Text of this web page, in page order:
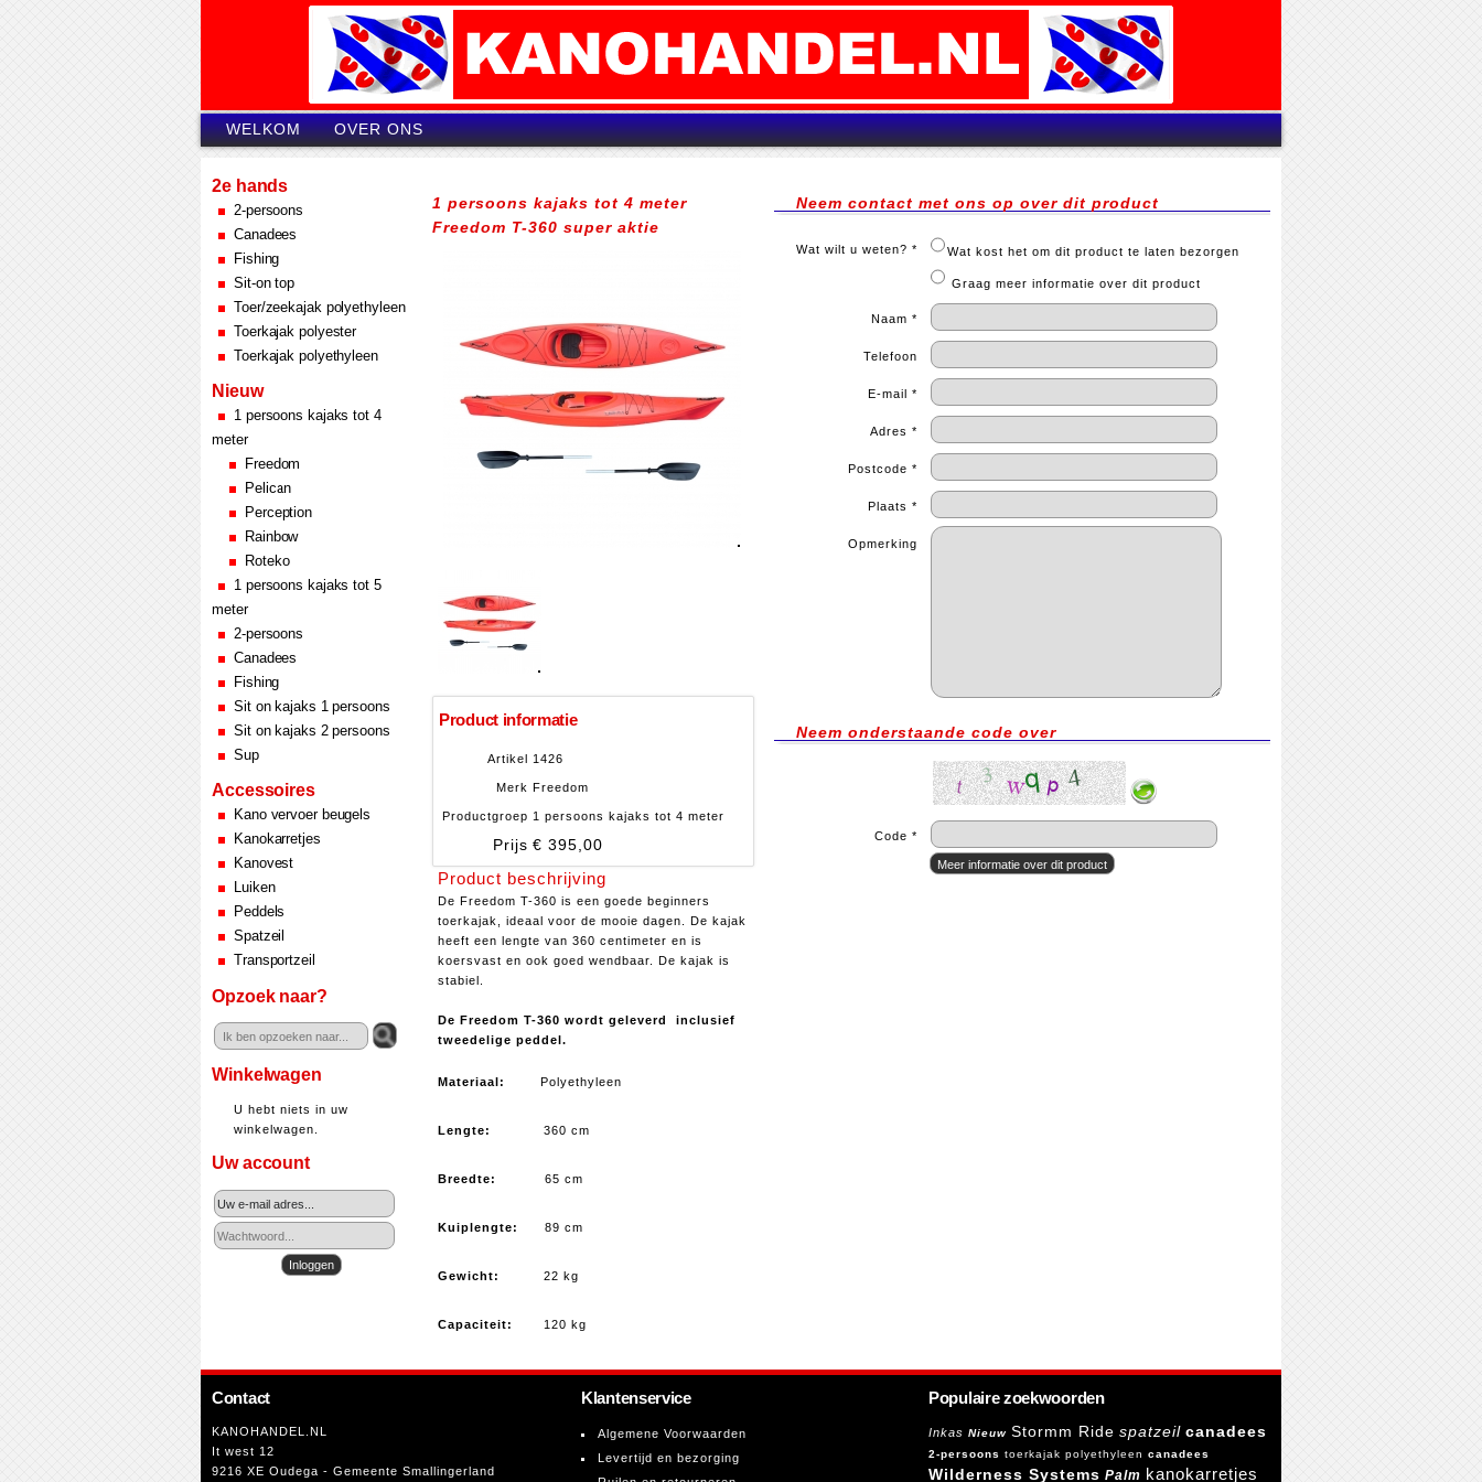
WELKOM OVER ONS
2e hands
2-persoons
Canadees
Fishing
Sit-on top
Toer/zeekajak polyethyleen
Toerkajak polyester
Toerkajak polyethyleen
Nieuw
1 persoons kajaks tot 4
meter
Freedom
Pelican
Perception
Rainbow
Roteko
1 persoons kajaks tot 5
meter
2-persoons
Canadees
Fishing
Sit on kajaks 1 persoons
Sit on kajaks 2 persoons
Sup
Accessoires
Kano vervoer beugels
Kanokarretjes
Kanovest
Luiken
Peddels
Spatzeil
Transportzeil
Opzoek naar?
Winkelwagen
U hebt niets in uw
winkelwagen.
Uw account
1 persoons kajaks tot 4 meter
Freedom T-360 super aktie
Product informatie
Artikel 1426
Merk Freedom
Productgroep 1 persoons kajaks tot 4 meter
Prijs € 395,00
Product beschrijving
De Freedom T-360 is een goede beginners
toerkajak, ideaal voor de mooie dagen. De kajak
heeft een lengte van 360 centimeter en is
koersvast en ook goed wendbaar. De kajak is
stabiel.
De Freedom T-360 wordt geleverd inclusief
tweedelige peddel.
Materiaal: Polyethyleen
Lengte: 360 cm
Breedte: 65 cm
Kuiplengte: 89 cm
Gewicht: 22 kg
Capaciteit: 120 kg
Neem contact met ons op over dit product
Wat wilt u weten? * Wat kost het om dit product te laten bezorgen
Graag meer informatie over dit product
Naam *
Telefoon
E-mail *
Adres *
Postcode *
Plaats *
Opmerking
Neem onderstaande code over
Code *
Contact
KANOHANDEL.NL
It west 12
9216 XE Oudega - Gemeente Smallingerland
Klantenservice
Algemene Voorwaarden
Levertijd en bezorging
Populaire zoekwoorden
Inkas Nieuw Stormm Ride spatzeil canadees
2-persoons toerkajak polyethyleen canadees
Wilderness Systems Palm kanokarretjes